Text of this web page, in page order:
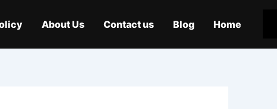
Home
Blog
Contact us
About Us